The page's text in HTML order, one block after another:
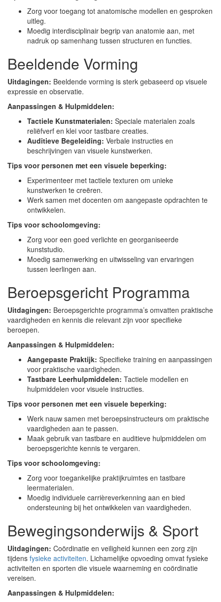
Zorg voor toegang tot anatomische modellen en gesproken
uitleg.
Moedig interdisciplinair begrip van anatomie aan, met
nadruk op samenhang tussen structuren en functies.
Beeldende Vorming
Uitdagingen: Beeldende vorming is sterk gebaseerd op visuele
expressie en observatie.
Aanpassingen & Hulpmiddelen:
Tactiele Kunstmaterialen: Speciale materialen zoals
reliëfverf en klei voor tastbare creaties.
Auditieve Begeleiding: Verbale instructies en
beschrijvingen van visuele kunstwerken.
Tips voor personen met een visuele beperking:
Experimenteer met tactiele texturen om unieke
kunstwerken te creëren.
Werk samen met docenten om aangepaste opdrachten te
ontwikkelen.
Tips voor schoolomgeving:
Zorg voor een goed verlichte en georganiseerde
kunststudio.
Moedig samenwerking en uitwisseling van ervaringen
tussen leerlingen aan.
Beroepsgericht Programma
Uitdagingen: Beroepsgerichte programma’s omvatten praktische
vaardigheden en kennis die relevant zijn voor specifieke
beroepen.
Aanpassingen & Hulpmiddelen:
Aangepaste Praktijk: Specifieke training en aanpassingen
voor praktische vaardigheden.
Tastbare Leerhulpmiddelen: Tactiele modellen en
hulpmiddelen voor visuele instructies.
Tips voor personen met een visuele beperking:
Werk nauw samen met beroepsinstructeurs om praktische
vaardigheden aan te passen.
Maak gebruik van tastbare en auditieve hulpmiddelen om
beroepsgerichte kennis te vergaren.
Tips voor schoolomgeving:
Zorg voor toegankelijke praktijkruimtes en tastbare
leermaterialen.
Moedig individuele carrièreverkenning aan en bied
ondersteuning bij het ontwikkelen van vaardigheden.
Bewegingsonderwijs & Sport
Uitdagingen: Coördinatie en veiligheid kunnen een zorg zijn
tijdens fysieke activiteiten. Lichamelijke opvoeding omvat fysieke
activiteiten en sporten die visuele waarneming en coördinatie
vereisen.
Aanpassingen & Hulpmiddelen: